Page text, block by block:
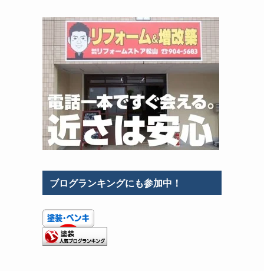
ブログランキングにも参加中！